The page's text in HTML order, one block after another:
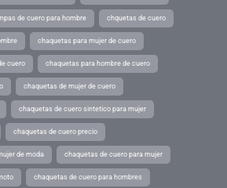
de cuero para hombre chquetas de cuero
chaquetas para mujer de cuero
cuero chaquetas para hombre de cuero
chaquetas de mujer de cuero
chaquetas de cuero sintetico para mujer
chaquetas de cuero precio
de moda chaquetas de cuero para mujer
chaquetas de cuero para hombres